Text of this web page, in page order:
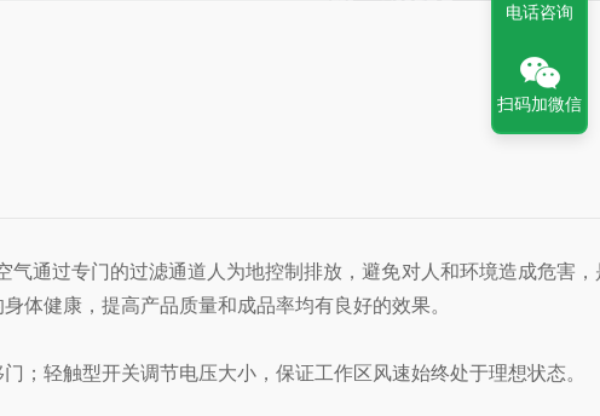
通过专门的过滤通道人为地控制排放，避免对人和环境造成危害
体健康，提高产品质量和成品率均有良好的效果。
轻触型开关调节电压大小，保证工作区风速始终处于理想状态。
电话咨询
扫码加微信